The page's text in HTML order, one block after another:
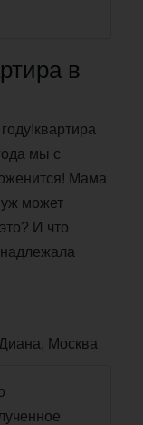
в
мы с
Мама
может
И что
Диана, Москва